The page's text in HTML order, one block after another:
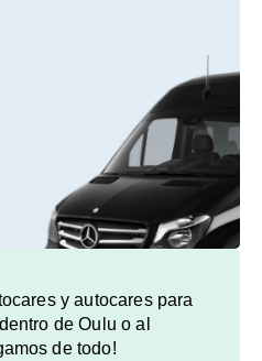
y autocares para
de Oulu o al
de todo!